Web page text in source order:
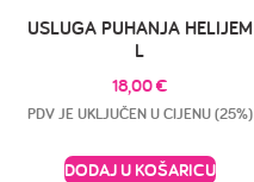
USLUGA PUHANJA HELIJEM
L
18,00€
PDV JE UKLJUČEN U CIJENU (25%)
DODAJ U KOŠARICU